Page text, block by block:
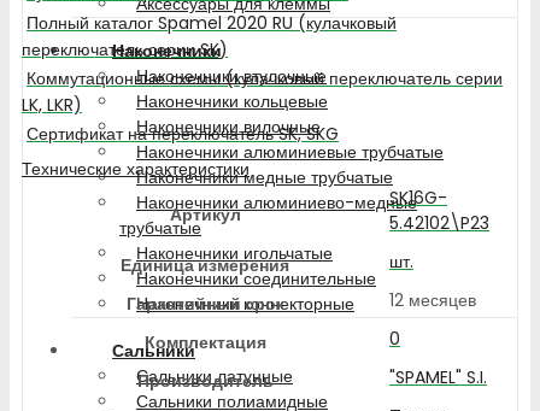
Наконечники
Наконечники втулочные
Наконечники кольцевые
Наконечники вилочные
Наконечники алюминиевые трубчатые
Наконечники медные трубчатые
Наконечники алюминиево-медные
трубчатые
Наконечники игольчатые
Наконечники соединительные
Наконечники коннекторные
Сальники
Сальники латунные
Сальники полиамидные
Полный каталог Spamel 2020 RU (кулачковый
переключатель серии SK)
Коммутационные схемы (кулачковый переключатель серии
LK, LKR)
Сертификат на переключатель SK, SKG
Технические характеристики
Артикул
SK16G-
5.42102\P23
Единица измерения
шт.
Гарантийный срок
12 месяцев
Комплектация
0
Производитель
"SPAMEL" S.I.